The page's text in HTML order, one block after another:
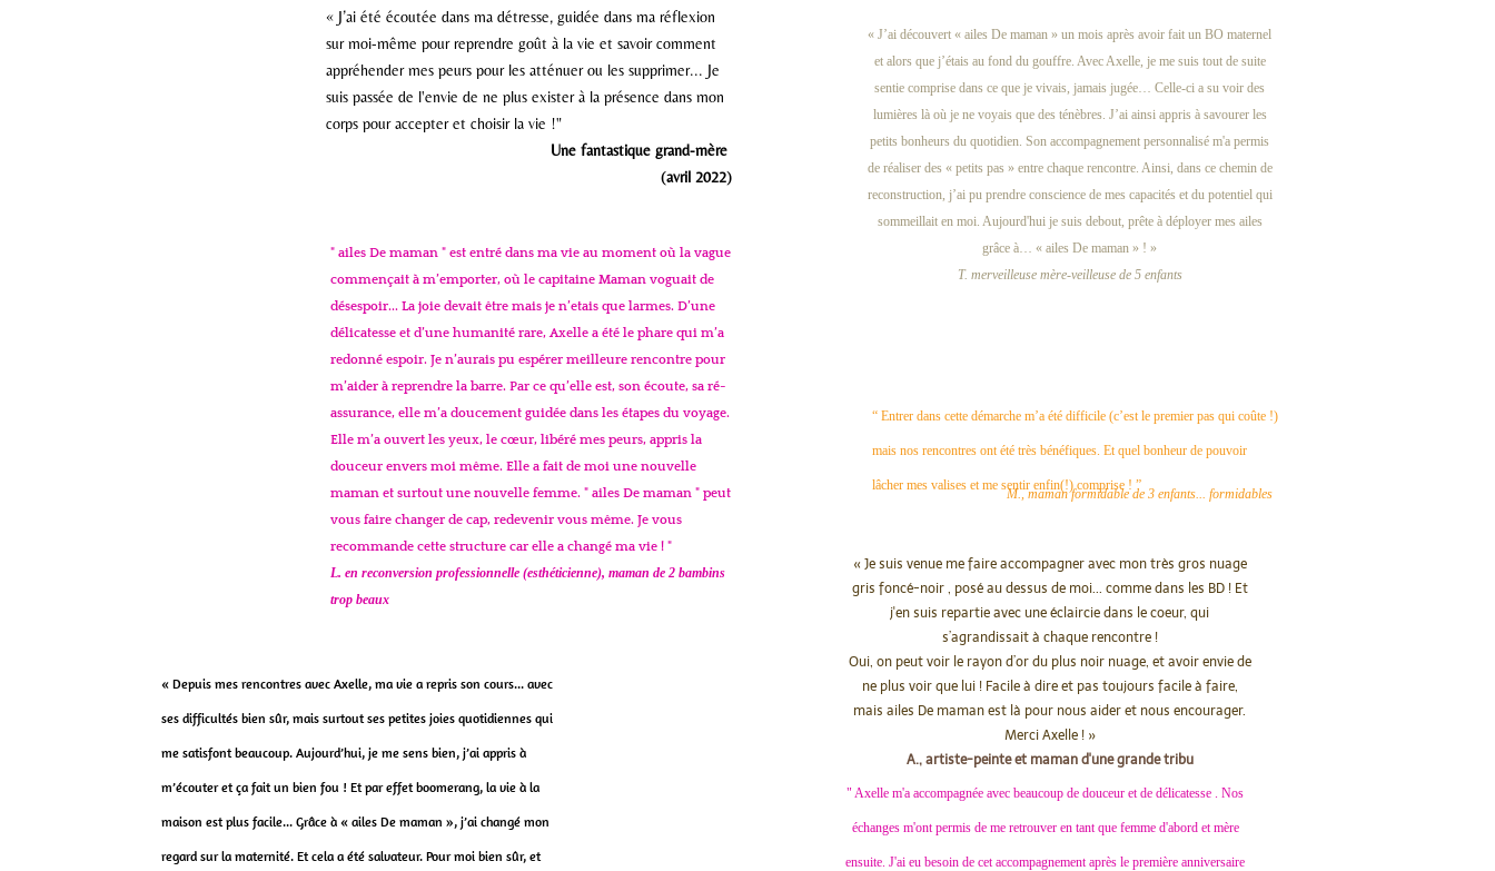
« J’ai été écoutée dans ma détresse, guidée dans ma réflexion
sur moi-même pour reprendre goût à la vie et savoir comment
appréhender mes peurs pour les atténuer ou les supprimer... Je
suis passée de l'envie de ne plus exister à la présence dans mon
corps pour accepter et choisir la vie !"
Une fantastique grand-mère
(avril 2022)
« Depuis mes rencontres avec Axelle, ma vie a repris son cours... avec
ses difficultés bien sûr, mais surtout ses petites joies quotidiennes qui
me satisfont beaucoup. Aujourd’hui, je me sens bien, j’ai appris à
m’écouter et ça fait un bien fou ! Et par effet boomerang, la vie à la
maison est plus facile... Grâce à « ailes De maman », j’ai changé mon
regard sur la maternité. Et cela a été salvateur. Pour moi bien sûr, et
« J’ai découvert « ailes De maman » un mois après avoir fait un BO maternel
et alors que j’étais au fond du gouffre. Avec Axelle, je me suis tout de suite
sentie comprise dans ce que je vivais, jamais jugée… Celle-ci a su voir des
lumières là où je ne voyais que des ténèbres. J’ai ainsi appris à savourer les
petits bonheurs du quotidien. Son accompagnement personnalisé m'a permis
de réaliser des « petits pas » entre chaque rencontre. Ainsi, dans ce chemin de
reconstruction, j’ai pu prendre conscience de mes capacités et du potentiel qui
sommeillait en moi. Aujourd'hui je suis debout, prête à déployer mes ailes
grâce à… « ailes De maman » ! »
T. merveilleuse mère-veilleuse de 5 enfants
" ailes De maman " est entré dans ma vie au moment où la vague
commençait à m’emporter, où le capitaine Maman voguait de
désespoir... La joie devait être mais je n’etais que larmes. D’une
délicatesse et d’une humanité rare, Axelle a été le phare qui m’a
redonné espoir. Je n’aurais pu espérer meilleure rencontre pour
m’aider à reprendre la barre. Par ce qu’elle est, son écoute, sa ré-
assurance, elle m’a doucement guidée dans les étapes du voyage.
Elle m’a ouvert les yeux, le cœur, libéré mes peurs, appris la
douceur envers moi même. Elle a fait de moi une nouvelle
maman et surtout une nouvelle femme. " ailes De maman " peut
vous faire changer de cap, redevenir vous même. Je vous
recommande cette structure car elle a changé ma vie ! "
L. en reconversion professionnelle (esthéticienne), maman de 2 bambins
trop beaux
“ Entrer dans cette démarche m’a été difficile (c’est le premier pas qui coûte !)
mais nos rencontres ont été très bénéfiques. Et quel bonheur de pouvoir
lâcher mes valises et me sentir enfin(!) comprise ! ”
M., maman formidable de 3 enfants... formidables
« Je suis venue me faire accompagner avec mon très gros nuage
gris foncé-noir , posé au dessus de moi... comme dans les BD ! Et
j'en suis repartie avec une éclaircie dans le coeur, qui
s’agrandissait à chaque rencontre !
Oui, on peut voir le rayon d’or du plus noir nuage, et avoir envie de
ne plus voir que lui ! Facile à dire et pas toujours facile à faire,
mais ailes De maman est là pour nous aider et nous encourager.
Merci Axelle ! »
A., artiste-peinte et maman d'une grande tribu
" Axelle m'a accompagnée avec beaucoup de douceur et de délicatesse . Nos
échanges m'ont permis de me retrouver en tant que femme d'abord et mère
ensuite. J'ai eu besoin de cet accompagnement après le première anniversaire